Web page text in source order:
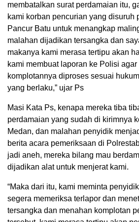
membatalkan surat perdamaian itu,
kami korban pencurian yang disuruh
Pancur Batu untuk menangkap
malahan dijadikan tersangka dan
makanya kami merasa tertipu akan
kami membuat laporan ke Polisi agar
komplotannya diproses sesuai
yang berlaku,” ujar Ps
Masi Kata Ps, kenapa mereka tiba
perdamaian yang sudah di kirimnya
Medan, dan malahan penyidik
berita acara pemeriksaan di
jadi aneh, mereka bilang mau
dijadikan alat untuk menjerat kami.
“Maka dari itu, kami meminta
segera memeriksa terlapor dan
tersangka dan menahan komplotan